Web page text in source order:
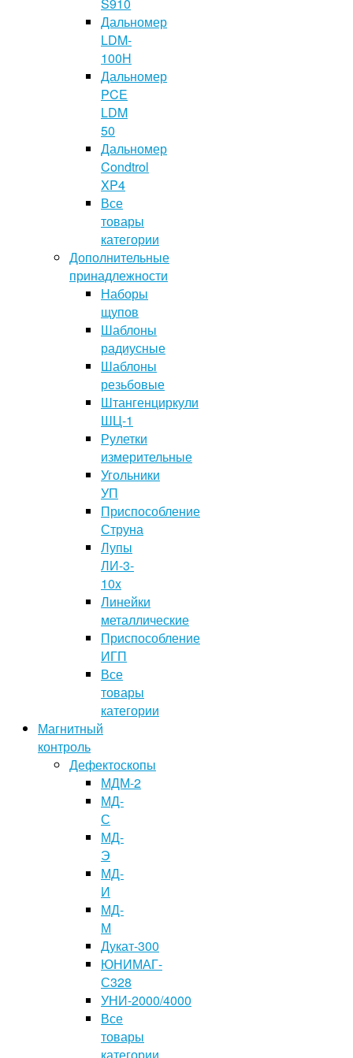
Дальномер
LDM-
100H
Дальномер
PCE
LDM
50
Дальномер
Condtrol
XP4
Все
товары
категории
Дополнительные
принадлежности
Наборы
щупов
Шаблоны
радиусные
Шаблоны
резьбовые
Штангенциркули
ШЦ-1
Рулетки
измерительные
Угольники
УП
Приспособление
Струна
Лупы
ЛИ-3-
10x
Линейки
металлические
Приспособление
ИГП
Все
товары
категории
Магнитный
контроль
Дефектоскопы
МДМ-2
МД-
С
МД-
Э
МД-
И
МД-
М
Дукат-300
ЮНИМАГ-
С328
УНИ-2000/4000
Все
товары